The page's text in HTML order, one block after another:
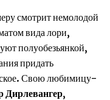
смотрит немолодой
вида лори,
полуобезьянкой,
придать
Свою любимицу-
Дирлевангер,